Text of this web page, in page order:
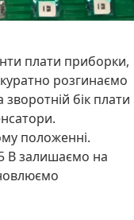
плати приборки,
розгинаємо
бік плати
положенні.
В залишаємо на